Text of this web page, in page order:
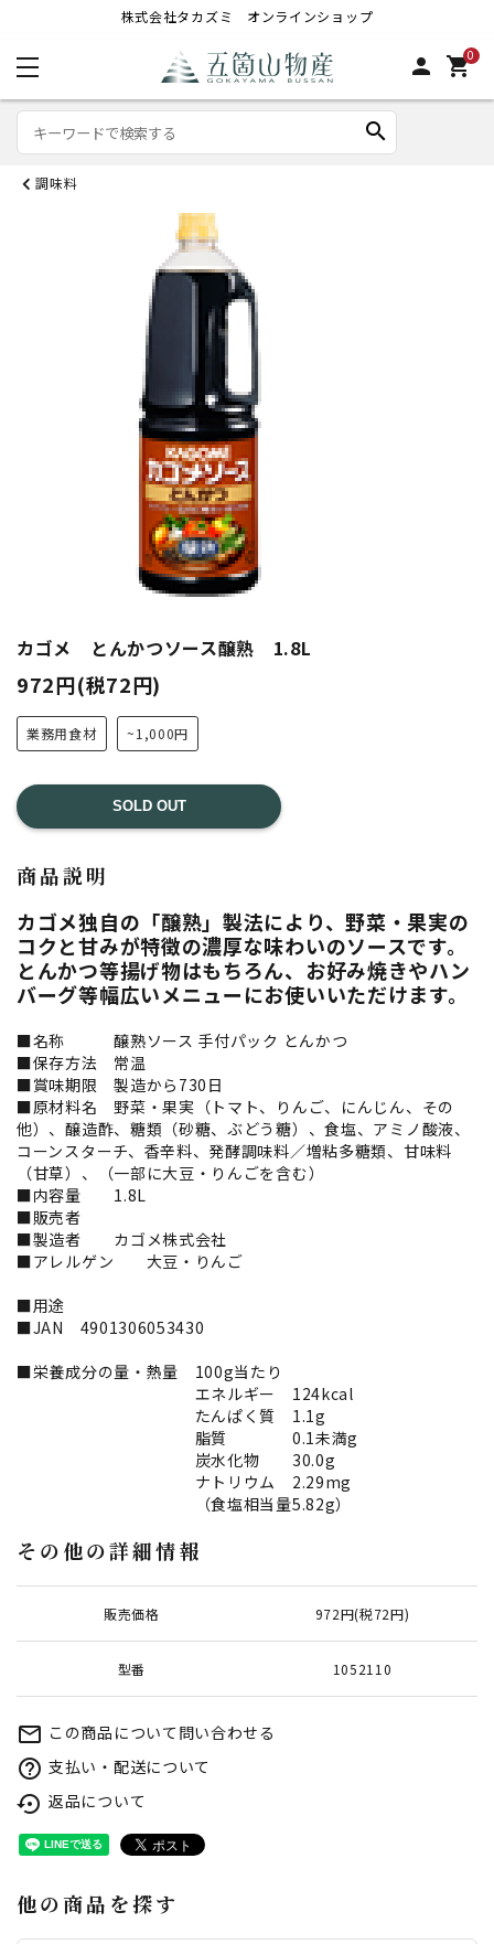
株式会社タカズミ オンラインショップ
person 0
shopping_cart
search
調味料
カゴメ とんかつソース醸熟 1.8L
972円(税72円)
業務用食材 ~1,000円
SOLD OUT
商品説明
カゴメ独自の「醸熟」製法により、野菜・果実の
コクと甘みが特徴の濃厚な味わいのソースです。
とんかつ等揚げ物はもちろん、お好み焼きやハン
バーグ等幅広いメニューにお使いいただけます。
■名称 醸熟ソース 手付パック とんかつ
■保存方法 常温
■賞味期限 製造から730日
■原材料名 野菜・果実（トマト、りんご、にんじん、その
他）、醸造酢、糖類（砂糖、ぶどう糖）、食塩、アミノ酸液、
コーンスターチ、香辛料、発酵調味料／増粘多糖類、甘味料
（甘草）、（一部に大豆・りんごを含む）
■内容量 1.8L
■販売者
■製造者 カゴメ株式会社
■アレルゲン 大豆・りんご
■用途
■JAN 4901306053430
■栄養成分の量・熱量 100g当たり
エネルギー 124kcal
たんぱく質 1.1g
脂質 0.1未満g
炭水化物 30.0g
ナトリウム 2.29mg
（食塩相当量5.82g）
その他の詳細情報
販売価格 972円(税72円)
型番 1052110
mail_outline この商品について問い合わせる
help_outline 支払い・配送について
settings_backup_restore 返品について
他の商品を探す